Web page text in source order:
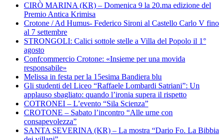
CIRÒ MARINA (KR) – Domenica 9 la 20.ma edizione del
Premio Antica Krimisa
Crotone / Ad Humus- Federico Sironi al Castello Carlo V fino
al 7 settembre
STRONGOLI: Calici sottole stelle a Villa del Popolo il 1°
agosto
Confcommercio Crotone: «Insieme per una movida
responsabile»
Melissa in festa per la 15esima Bandiera blu
Gli studenti del Liceo “Raffaele Lombardi Satriani”: Un
applauso sbagliato: quando l’ironia supera il rispetto
COTRONEI – L’evento “Sila Scienza”
CROTONE – Sabato l’incontro “Alle urne con
consapevolezza”
SANTA SEVERINA (KR) – La mostra “Dario Fo. La Bibbia